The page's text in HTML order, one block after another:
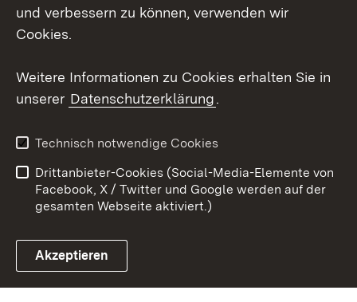
Link zum Landesportal
Barrierefreiheit
Benutzungshinweise
Impressum
Cookies
und verbessern zu können, verwenden wir
Cookies.
Weitere Informationen zu Cookies erhalten Sie in
unserer Datenschutzerklärung.
Technisch notwendige Cookies
Drittanbieter-Cookies (Social-Media-Elemente von
Facebook, X / Twitter und Google werden auf der
gesamten Webseite aktiviert.)
Akzeptieren